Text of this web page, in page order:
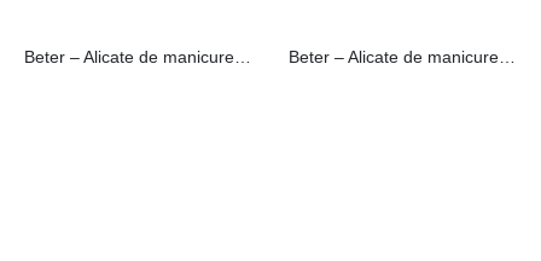
Beter – Alicate de manicure para peles articulado cromado Beter – Alicate de manicure para unhas curva, cromado